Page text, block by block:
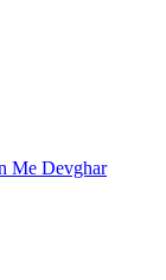
Me Devghar